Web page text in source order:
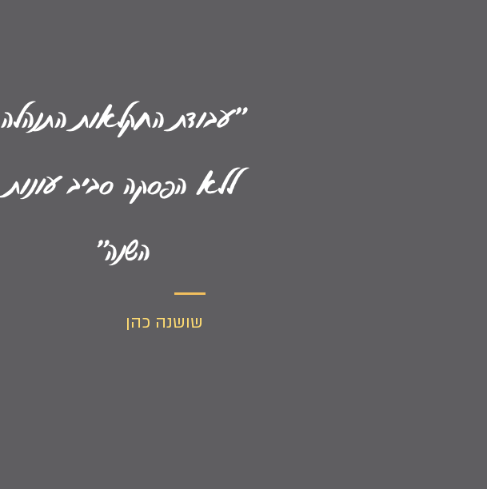
״עבודת החקלאות התנהלה
ללא הפסקה סביב עונות
השנה״
שושנה כהן